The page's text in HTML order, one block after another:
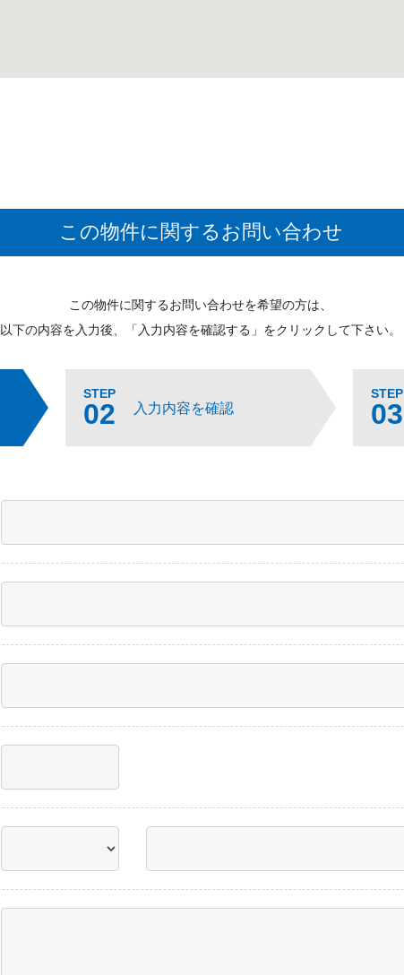
この物件に関するお問い合わせ
この物件に関するお問い合わせを希望の方は、
以下の内容を入力後、「入力内容を確認する」をクリックして下さい。
STEP
02 入力内容を確認
STEP
03